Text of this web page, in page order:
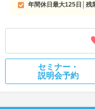
年間休日最大125日│残
セミナー・
説明会予約